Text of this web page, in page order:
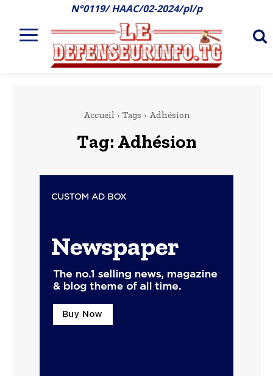
N°0119/ HAAC/02-2024/pl/p
Accueil Tags Adhésion
Tag: Adhésion